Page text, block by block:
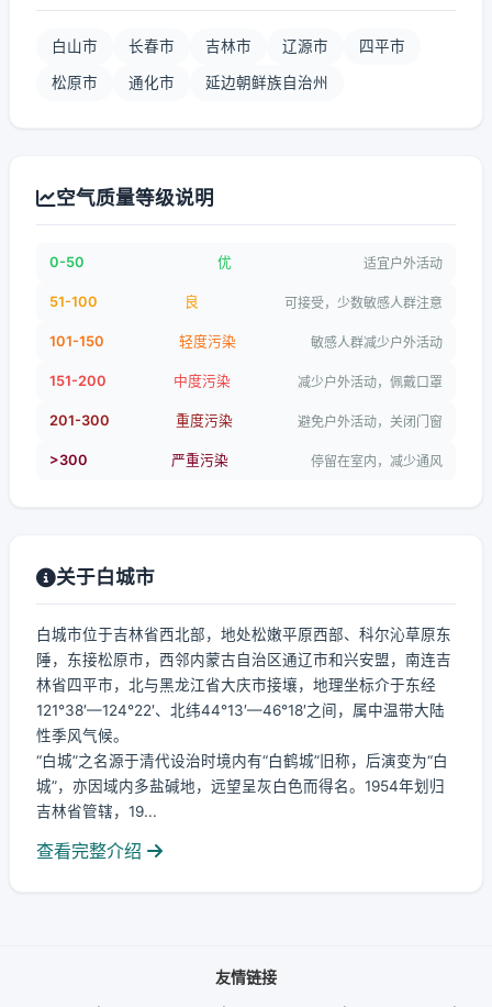
白山市 长春市 吉林市 辽源市 四平市
松原市 通化市 延边朝鲜族自治州
空气质量等级说明
0-50 优 适宜户外活动
51-100 良 可接受，少数敏感人群注意
101-150 轻度污染 敏感人群减少户外活动
151-200 中度污染 减少户外活动，佩戴口罩
201-300 重度污染 避免户外活动，关闭门窗
>300 严重污染 停留在室内，减少通风
关于白城市
白城市位于吉林省西北部，地处松嫩平原西部、科尔沁草原东
陲，东接松原市，西邻内蒙古自治区通辽市和兴安盟，南连吉
林省四平市，北与黑龙江省大庆市接壤，地理坐标介于东经
121°38′—124°22′、北纬44°13′—46°18′之间，属中温带大陆
性季风气候。
“白城”之名源于清代设治时境内有“白鹤城”旧称，后演变为“白
城”，亦因域内多盐碱地，远望呈灰白色而得名。1954年划归
吉林省管辖，19...
查看完整介绍
友情链接